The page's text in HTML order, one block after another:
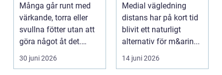
Många går runt med
värkande, torra eller
svullna fötter utan att
göra något åt det.
Fötterna bär hel...
30 juni 2026
Medial vägledning
distans har på kort tid
blivit ett naturligt
alternativ för m&arin...
14 juni 2026